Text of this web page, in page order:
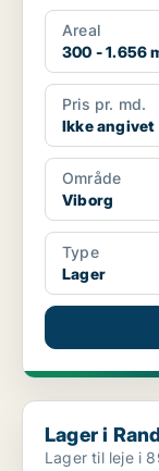
Areal
300 - 1.656
Pris pr. md.
Ikke angivet
Område
Viborg
Type
Lager
Lager i Randers NV
Lager i
Lager til leje i